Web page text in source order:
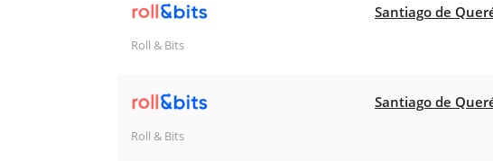
Roll & Bits
Santiago de
Roll & Bits
Santiago de